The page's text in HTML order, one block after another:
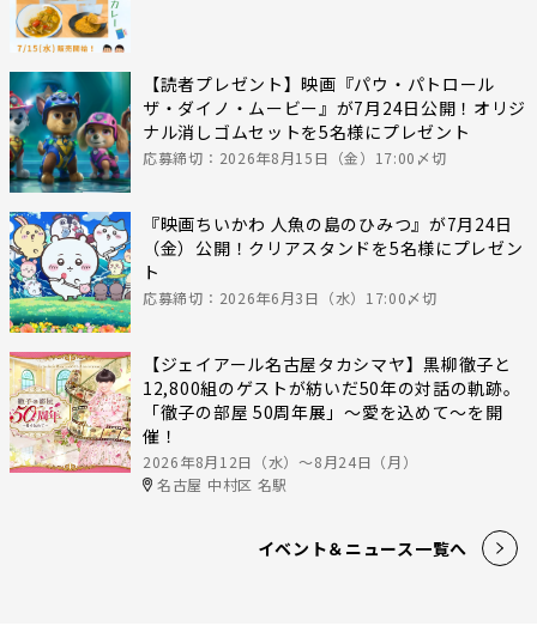
【読者プレゼント】映画『パウ・パトロール
ザ・ダイノ・ムービー』が7月24日公開！オリジ
ナル消しゴムセットを5名様にプレゼント
応募締切：2026年8月15日（金）17:00〆切
『映画ちいかわ 人魚の島のひみつ』が7月24日
（金）公開！クリアスタンドを5名様にプレゼン
ト
応募締切：2026年6月3日（水）17:00〆切
【ジェイアール名古屋タカシマヤ】黒柳徹子と
12,800組のゲストが紡いだ50年の対話の軌跡。
「徹子の部屋 50周年展」～愛を込めて～を開
催！
2026年8月12日（水）〜8月24日（月）
名古屋 中村区 名駅
イベント＆ニュース一覧へ